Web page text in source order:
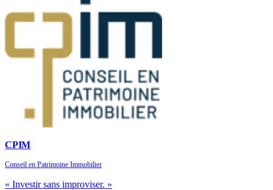
CPIM
Conseil en Patrimoine Immobilier
« Investir sans improviser. »